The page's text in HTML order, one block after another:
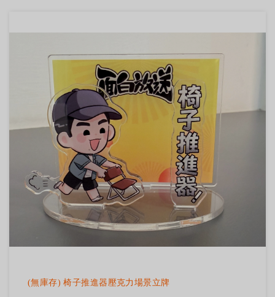
(無庫存) 椅子推進器壓克力場景立牌